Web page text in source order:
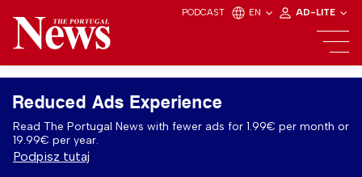
PODCAST EN AD-LITE
Reduced Ads Experience
Read The Portugal News with fewer ads for 1.99€ per month or
19.99€ per year.
Podpisz tutaj